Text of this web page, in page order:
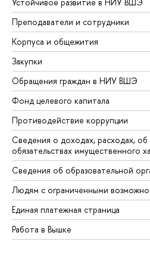
Преподаватели и сотрудники
Корпуса и общежития
Закупки
Обращения граждан в НИУ ВШЭ
Фонд целевого капитала
Противодействие коррупции
Сведения о доходах, расходах,
обязательствах имущественного
Сведения об образовательной
Людям с ограниченными
Единая платежная страница
Работа в Вышке